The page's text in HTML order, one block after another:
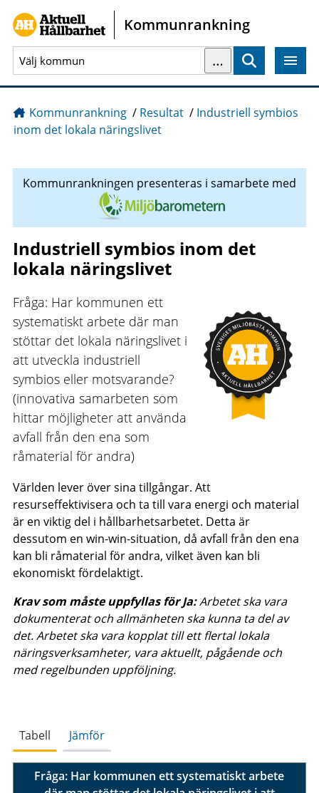
Gå direkt till sidans innehåll
Kommunrankning
…
Kommunrankning / Resultat / Industriell symbios
inom det lokala näringslivet
Kommunrankningen presenteras i samarbete med
Industriell symbios inom det
lokala näringslivet
Fråga: Har kommunen ett
systematiskt arbete där man
stöttar det lokala näringslivet i
att utveckla industriell
symbios eller motsvarande?
(innovativa samarbeten som
hittar möjligheter att använda
avfall från den ena som
råmaterial för andra)
Världen lever över sina tillgångar. Att
resurseffektivisera och ta till vara energi och material
är en viktig del i hållbarhetsarbetet. Detta är
dessutom en win-win-situation, då avfall från den ena
kan bli råmaterial för andra, vilket även kan bli
ekonomiskt fördelaktigt.
Krav som måste uppfyllas för Ja:Arbetet ska vara
dokumenterat och allmänheten ska kunna ta del av
det. Arbetet ska vara kopplat till ett flertal lokala
näringsverksamheter, vara aktuellt, pågående och
med regelbunden uppföljning.
Tabell Jämför
Fråga: Har kommunen ett systematiskt arbete